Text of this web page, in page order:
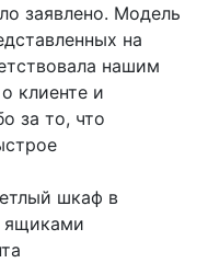
заявлено. Модель
на
нашим
клиенте и
за то, что
шкаф в
ящиками